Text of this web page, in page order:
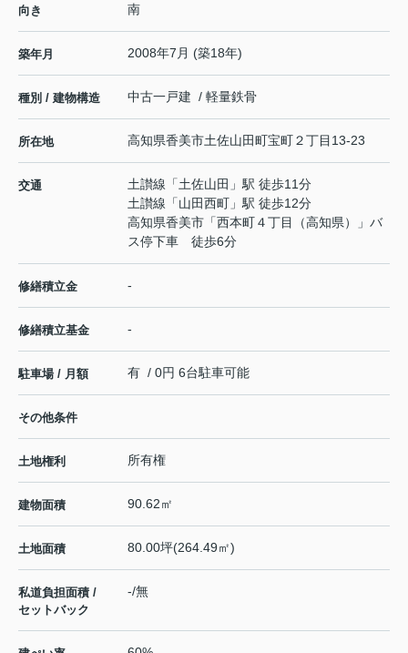
向き 南
築年月 2008年7月 (築18年)
種別 / 建物構造 中古一戸建 / 軽量鉄骨
所在地 高知県香美市土佐山田町宝町２丁目13-23
交通 土讃線 「土佐山田 」駅 徒歩11分
土讃線 「山田西町 」駅 徒歩12分
高知県香美市「西本町４丁目（高知県）」バ
ス停下車 徒歩6分
修繕積立金 -
修繕積立基金 -
駐車場 / 月額 有 / 0円 6台駐車可能
その他条件
土地権利 所有権
建物面積 90.62㎡
土地面積 80.00坪(264.49㎡)
私道負担面積 /
セットバック
-/無